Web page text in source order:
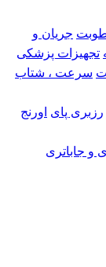
جریان و
تجهیزات پزشکی
سرعت ، شتاب
رزبری پای اورنج
و جاباتری